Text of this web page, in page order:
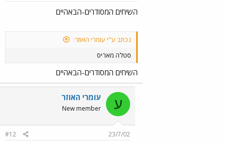
השיחים המסודרים-הבאהיים
נכתב ע"י עומרי האוזר:
סטלה מאריס
השיחים המסודרים-הבאהיים
ע עומרי האוזר
New member
23/7/02
#12